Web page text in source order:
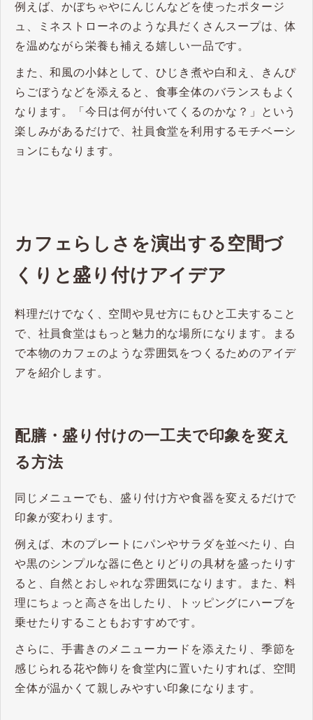
例えば、かぼちゃやにんじんなどを使ったポタージ
ュ、ミネストローネのような具だくさんスープは、体
を温めながら栄養も補える嬉しい一品です。
また、和風の小鉢として、ひじき煮や白和え、きんぴ
らごぼうなどを添えると、食事全体のバランスもよく
なります。「今日は何が付いてくるのかな？」という
楽しみがあるだけで、社員食堂を利用するモチベーシ
ョンにもなります。
カフェらしさを演出する空間づ
くりと盛り付けアイデア
料理だけでなく、空間や見せ方にもひと工夫すること
で、社員食堂はもっと魅力的な場所になります。まる
で本物のカフェのような雰囲気をつくるためのアイデ
アを紹介します。
配膳・盛り付けの一工夫で印象を変え
る方法
同じメニューでも、盛り付け方や食器を変えるだけで
印象が変わります。
例えば、木のプレートにパンやサラダを並べたり、白
や黒のシンプルな器に色とりどりの具材を盛ったりす
ると、自然とおしゃれな雰囲気になります。また、料
理にちょっと高さを出したり、トッピングにハーブを
乗せたりすることもおすすめです。
さらに、手書きのメニューカードを添えたり、季節を
感じられる花や飾りを食堂内に置いたりすれば、空間
全体が温かくて親しみやすい印象になります。